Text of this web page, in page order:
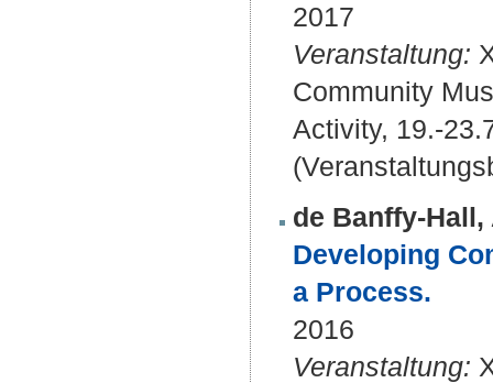
2017
Veranstaltung:
Community
Activity, 19.-
de Banffy-
Developing
a Process.
2016
Veranstaltung: